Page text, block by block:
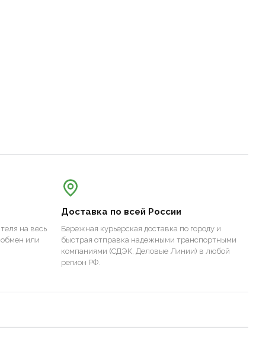
на весь
или
Доставка по всей России
Бережная курьерская доставка по городу и
быстрая отправка надежными транспортными
компаниями (СДЭК, Деловые Линии) в любой
регион РФ.